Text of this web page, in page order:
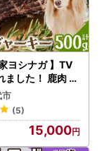
ヨシナガ 】TV
ました！ 鹿肉 ジ
ジビエ 鹿 1
フード
市
(5)
15,000